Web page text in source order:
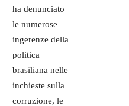
ha denunciato
le numerose
ingerenze della
politica
brasiliana nelle
inchieste sulla
corruzione, le